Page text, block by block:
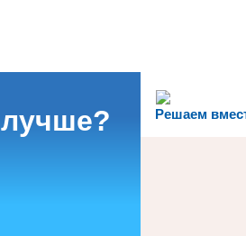
Решаем
лучше?